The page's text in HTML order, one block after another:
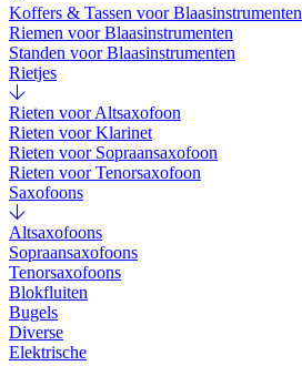
Koffers & Tassen voor Blaasinstrumenten
Riemen voor Blaasinstrumenten
Standen voor Blaasinstrumenten
Rietjes
Rieten voor Altsaxofoon
Rieten voor Klarinet
Rieten voor Sopraansaxofoon
Rieten voor Tenorsaxofoon
Saxofoons
Altsaxofoons
Sopraansaxofoons
Tenorsaxofoons
Blokfluiten
Bugels
Diverse
Elektrische